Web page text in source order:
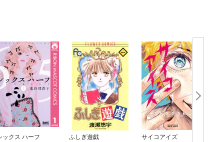
ックス ハーフ ふしぎ遊戯 サイコアイズ